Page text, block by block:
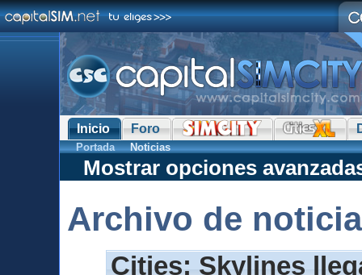
Inicio Foro
Portada Noticias
Mostrar opciones
Archivo de
Cities: Skylines